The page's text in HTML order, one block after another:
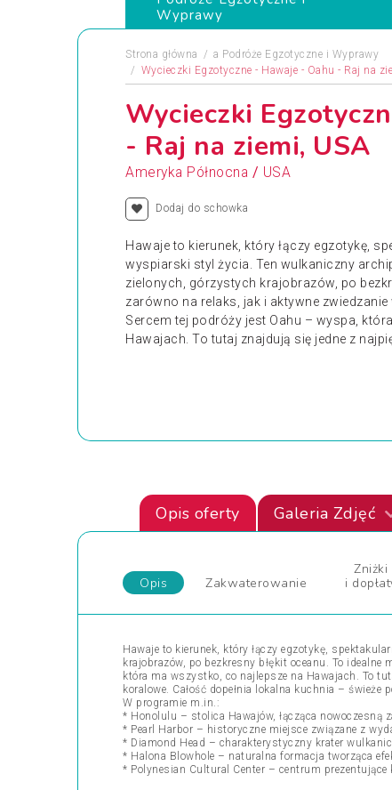
Wyprawy
Strona główna a Podróże Egzotyczne i Wyprawy
Wycieczki Egzotyczne - Hawaje - Oahu - Raj na
Wycieczki
- Raj na ziemi, USA
Ameryka Północna / USA
Dodaj do schowka
Hawaje to kierunek, który łączy egzotykę,
wyspiarski styl życia. Ten wulkaniczny
zielonych, górzystych krajobrazów, po
zarówno na relaks, jak i aktywne
Sercem tej podróży jest Oahu – wyspa,
Hawajach. To tutaj znajdują się jedne z
Opis oferty Galeria Zdjęć
Opis Zakwaterowanie
Zniżki
i
Hawaje to kierunek, który łączy egzotykę,
krajobrazów, po bezkresny błękit oceanu. To
która ma wszystko, co najlepsze na Hawajach. To
koralowe. Całość dopełnia lokalna kuchnia – świeże
W programie m.in.:
* Honolulu – stolica Hawajów, łącząca nowoczesną
* Pearl Harbor – historyczne miejsce związane z
* Diamond Head – charakterystyczny krater
* Halona Blowhole – naturalna formacja tworząca
* Polynesian Cultural Center – centrum